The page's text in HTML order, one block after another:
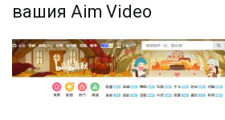
вашия Aim Video